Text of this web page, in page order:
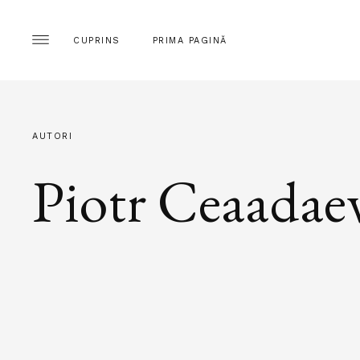
CUPRINS PRIMA PAGINĂ
AUTORI
Piotr